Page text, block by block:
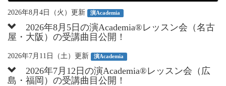
2026年8月4日（火）更新 演Academia
2026年8月5日の演Academia®︎レッスン会（名古
屋・大阪）の受講曲目公開！
2026年7月11日（土）更新 演Academia
2026年7月12日の演Academia®︎レッスン会（広
島・福岡）の受講曲目公開！